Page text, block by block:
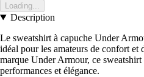
Loading...
Description
Le sweatshirt à capuche Under
idéal pour les amateurs de confort et
marque Under Armour, ce
performances et élégance.